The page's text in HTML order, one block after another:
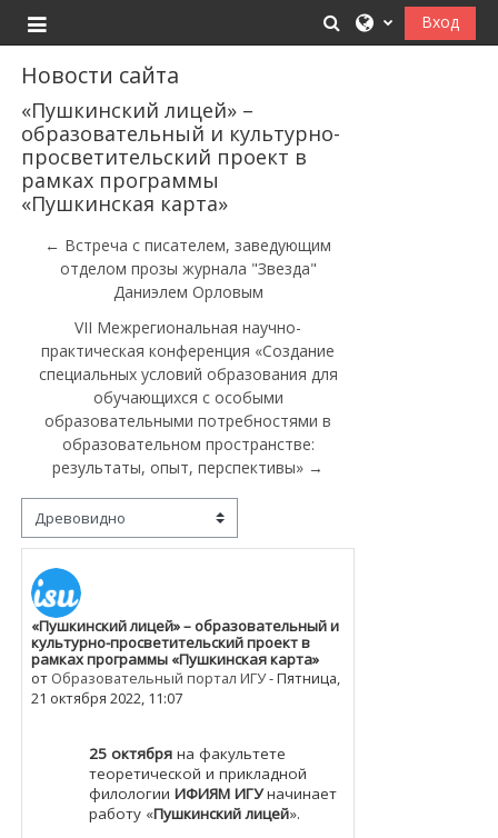
Боковая панель
ИзменитьВход
Новости сайта
«Пушкинский лицей» –
образовательный и культурно-
просветительский проект в
рамках программы
«Пушкинская карта»
← Встреча с писателем, заведующим
отделом прозы журнала "Звезда"
Даниэлем Орловым
VII Межрегиональная научно-
практическая конференция «Создание
специальных условий образования для
обучающихся с особыми
образовательными потребностями в
образовательном пространстве:
результаты, опыт, перспективы» →
Режим отображения
«Пушкинский лицей» – образовательный и
культурно-просветительский проект в
рамках программы «Пушкинская карта»
от Образовательный портал ИГУ-Пятница,
21 октября 2022, 11:07
Количество ответов: 0
25 октябряна факультете
теоретической и прикладной
филологии ИФИЯМ ИГУначинает
работу «Пушкинский лицей».